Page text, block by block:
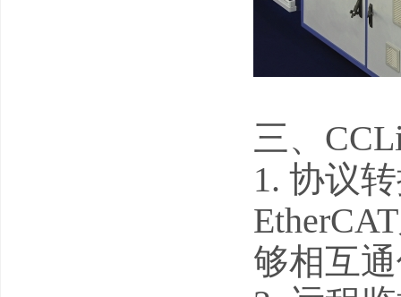
三、
1. 协议
够相互